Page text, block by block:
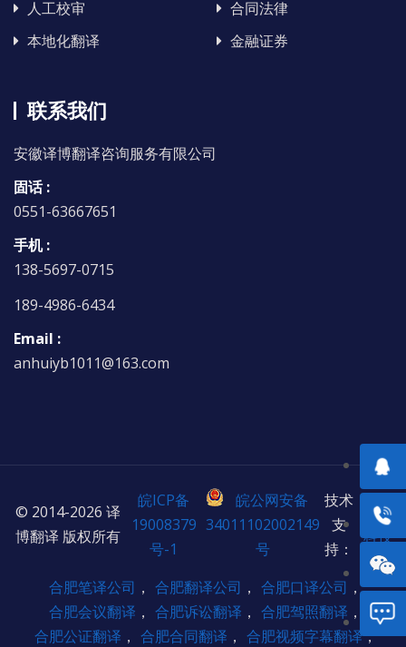
人工校审
本地化翻译
合同法律
金融证券
联系我们
安徽译博翻译咨询服务有限公司
固话 :
0551-63667651
手机 :
138-5697-0715
189-4986-6434
Email :
anhuiyb1011@163.com
© 2014-2026 译
博翻译 版权所有
皖ICP备
19008379
号-1
皖公网安备
34011102002149
号
技术
支
持：
欣宸
科技
合肥笔译公司 ， 合肥翻译公司 ， 合肥口译公司 ，
合肥会议翻译 ， 合肥诉讼翻译 ， 合肥驾照翻译 ，
合肥公证翻译 ， 合肥合同翻译 ， 合肥视频字幕翻译，